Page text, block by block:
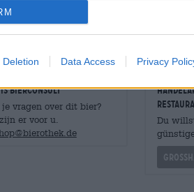
Deletion Data Access Privacy
vormt een zachte, zoete basis en
en erg lekker!
BIERCONSULT
je vragen over dit bier?
er voor u.
Du